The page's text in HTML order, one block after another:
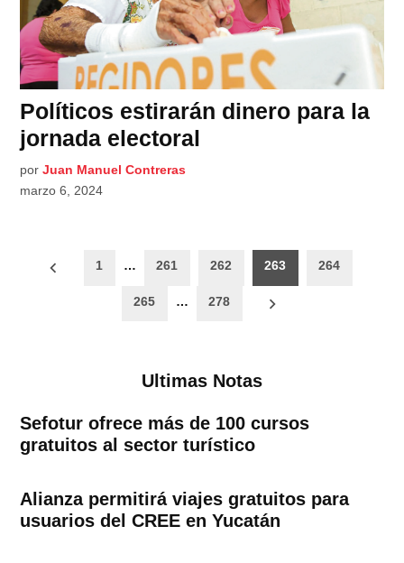
Políticos estirarán dinero para la
jornada electoral
por Juan Manuel Contreras
marzo 6, 2024
Paginación
1 … 261 262 263 264
265 … 278
Ultimas Notas
Sefotur ofrece más de 100 cursos
gratuitos al sector turístico
Alianza permitirá viajes gratuitos para
usuarios del CREE en Yucatán